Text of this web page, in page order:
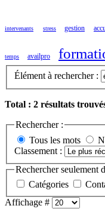
intervenants stress gestion
temps availpro
Élément à rechercher :
Total : 2 résultats
Rechercher :
Tous les mots
Classement :
Rechercher seulement
Catégories
Affichage #